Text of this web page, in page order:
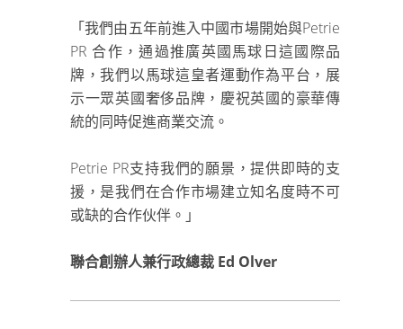
「我們由五年前進入中國市場開始與Petrie
PR 合作，通過推廣英國馬球日這國際品
牌，我們以馬球這皇者運動作為平台，展
示一眾英國奢侈品牌，慶祝英國的豪華傳
統的同時促進商業交流。
Petrie PR支持我們的願景，提供即時的支
援，是我們在合作市場建立知名度時不可
或缺的合作伙伴。」
聯合創辦人兼行政總裁 Ed Olver